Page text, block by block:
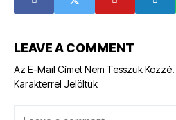
LEAVE A COMMENT
Az E-Mail Címet Nem Tesszük Közzé.
Karakterrel Jelöltük